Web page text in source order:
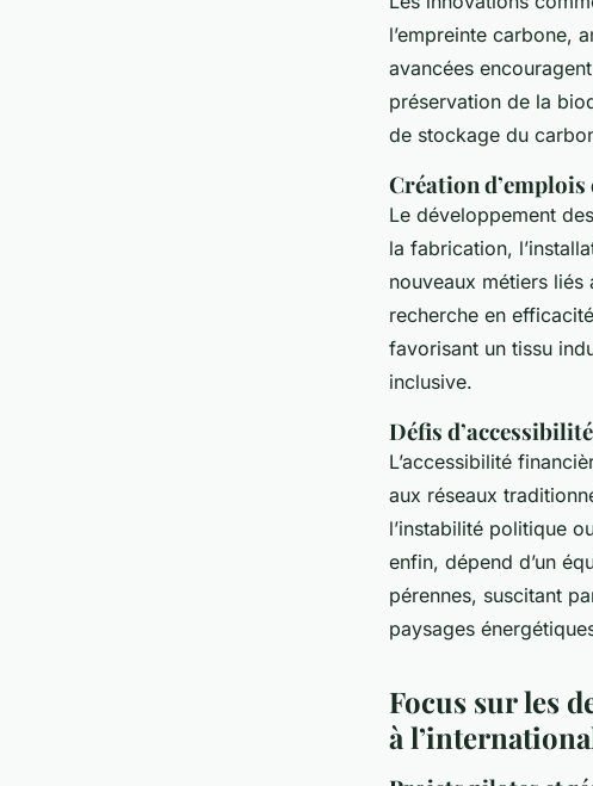
l’empreinte carbone,
avancées
préservation de la
de stockage du
Création
Le développement
la fabrication,
nouveaux métiers liés
recherche en
favorisant un tissu
inclusive.
Défis
L’accessibilité
aux réseaux
l’instabilité politique
enfin, dépend d’un
pérennes, suscitant
paysages
Focus sur les
à